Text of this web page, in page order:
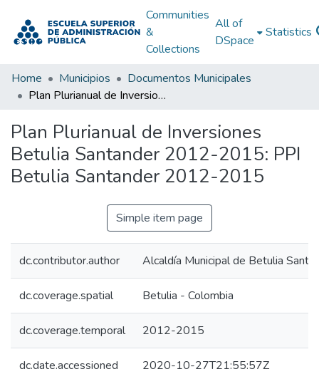
Communities
&
Collections
All of
DSpace
Statistics
Home Municipios
Documentos Municipales
Plan Plurianual de Inversiones Betulia Santander 2012-2015: PPI Betulia Santander 2012-2015
Plan Plurianual de Inversiones
Betulia Santander 2012-2015: PPI
Betulia Santander 2012-2015
Simple item page
dc.contributor.author Alcaldía Municipal de Betulia
dc.coverage.spatial Betulia - Colombia
dc.coverage.temporal 2012-2015
dc.date.accessioned 2020-10-27T21:55:57Z